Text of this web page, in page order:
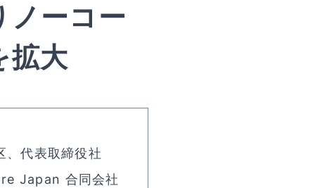
ノーコー
拡大
代表取締役社
Japan 合同会社